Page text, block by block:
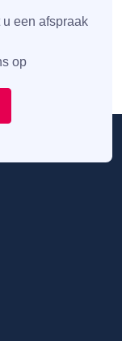
een afspraak
op